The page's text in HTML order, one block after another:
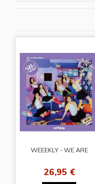
WEEEKLY - WE ARE
26,95 €